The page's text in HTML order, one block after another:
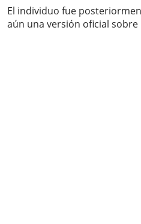
El individuo fue
aún una versión oficial sobre